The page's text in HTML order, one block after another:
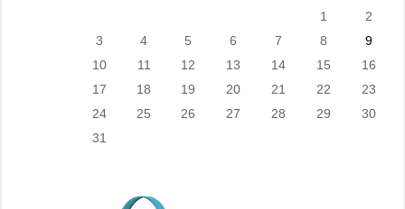
1
2
3
4 5 6 7 8
9
10
11 12 13 14 15
16
17
18 19 20 21 22
23
24
25 26 27 28 29
30
31